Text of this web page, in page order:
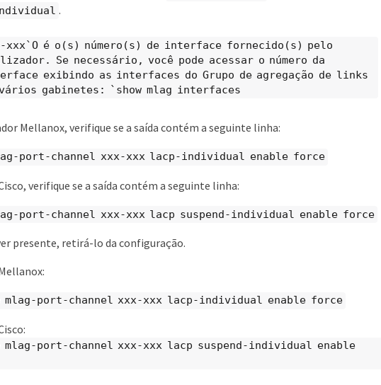
.
xxx`O é o(s) número(s) de interface fornecido(s) pelo
Se necessário, você pode acessar o número da
exibindo as interfaces do Grupo de agregação de links
gabinetes: `show mlag interfaces
Mellanox, verifique se a saída contém a seguinte linha:
port-channel xxx-xxx lacp-individual enable force
verifique se a saída contém a seguinte linha:
port-channel xxx-xxx lacp suspend-individual enable force
presente, retirá-lo da configuração.
port-channel xxx-xxx lacp-individual enable force
port-channel xxx-xxx lacp suspend-individual enable